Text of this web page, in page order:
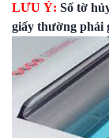
LƯU Ý: Số tờ
giấy thường phải